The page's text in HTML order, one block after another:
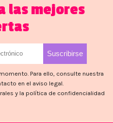
las mejores
Para ello, consulte nuestra
en el aviso legal.
y la política de confidencialidad